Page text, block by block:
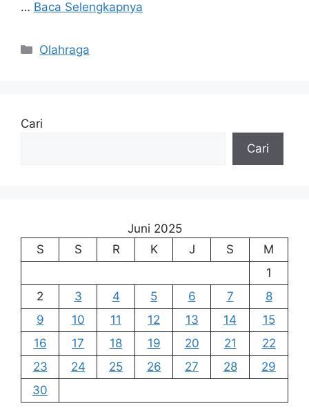
… Baca Selengkapnya
Kategori
Olahraga
Cari
Cari
Juni 2025
S
S R K J S
M
1
2
3 4 5 6 7
8
9
10 11 12 13 14
15
16
17 18 19 20 21
22
23
24 25 26 27 28
29
30